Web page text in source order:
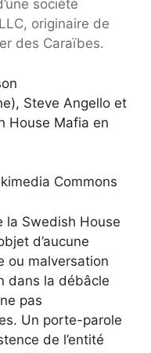
société
originaire de
des Caraïbes.
Steve Angello et
House Mafia en
Commons
la Swedish House
d’aucune
ou malversation
dans la débâcle
pas
Un porte-parole
de l’entité